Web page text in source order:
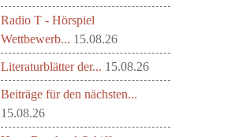
Radio T - Hörspiel
Wettbewerb... 15.08.26
Literaturblätter der... 15.08.26
Beiträge für den nächsten...
15.08.26